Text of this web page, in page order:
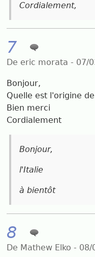
Cordialement,
7
De eric morata - 07/
Bonjour,
Quelle est l'origine
Bien merci
Cordialement
Bonjour,
l'Italie
à bientôt
8
De Mathew Elko -